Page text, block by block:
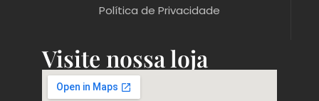
Política de Privacidade
Visite nossa loja